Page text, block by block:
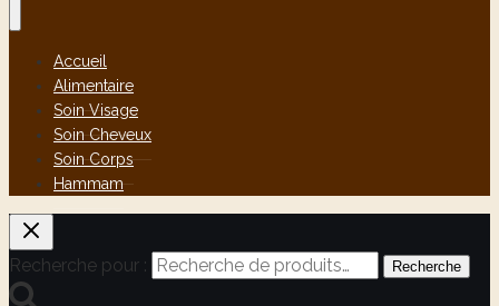
Accueil
Alimentaire
Soin Visage
Soin Cheveux
Soin Corps
Hammam
Recherche pour : Recherche